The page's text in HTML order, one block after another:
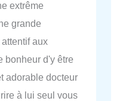
extrême
grande
aux
bonheur d'y être
adorable docteur
à lui seul vous